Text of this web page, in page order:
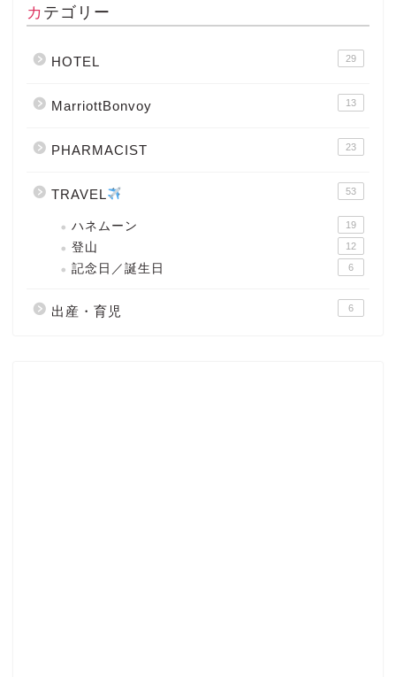
カテゴリー
HOTEL 29
MarriottBonvoy 13
PHARMACIST 23
TRAVEL 53
ハネムーン 19
登山 12
記念日／誕生日 6
出産・育児 6